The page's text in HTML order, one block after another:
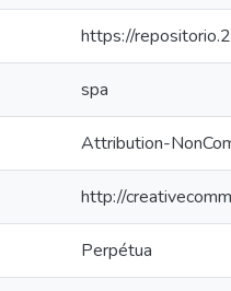
https://
spa
Attribution-
http://
Perpétua